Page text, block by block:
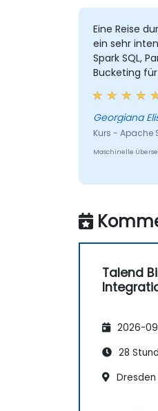
Eine Reise
ein sehr
Spark SQL,
Bucketing
Georgiana
Kurs - Apache
Maschinelle
Talend
2026-
28
Dresden